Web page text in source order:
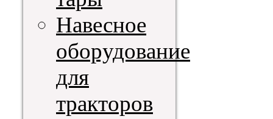
Навесное
оборудование
для
тракторов